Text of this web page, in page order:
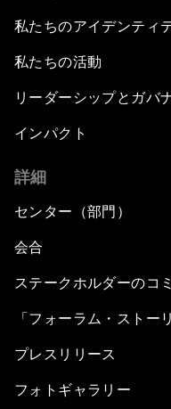
私たちのアイデンティ
私たちの活動
リーダーシップとガバ
インパクト
詳細
センター（部門）
会合
ステークホルダーのコ
「フォーラム・ストー
プレスリリース
フォトギャラリー